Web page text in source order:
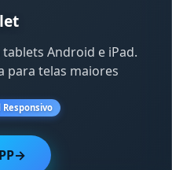
Android e iPad.
para telas maiores
Responsivo
→